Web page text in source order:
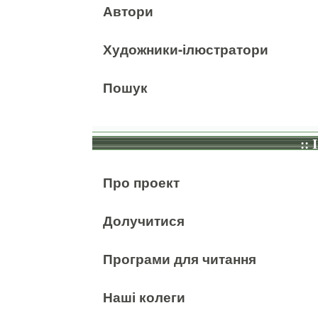
Автори
Художники-ілюстратори
Пошук
::
Про проект
Долучитися
Програми для читання
Наші колеги